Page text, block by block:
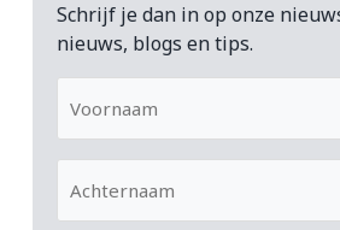
Schrijf je dan in op onze
nieuws, blogs en tips.
Voornaam
Achternaam